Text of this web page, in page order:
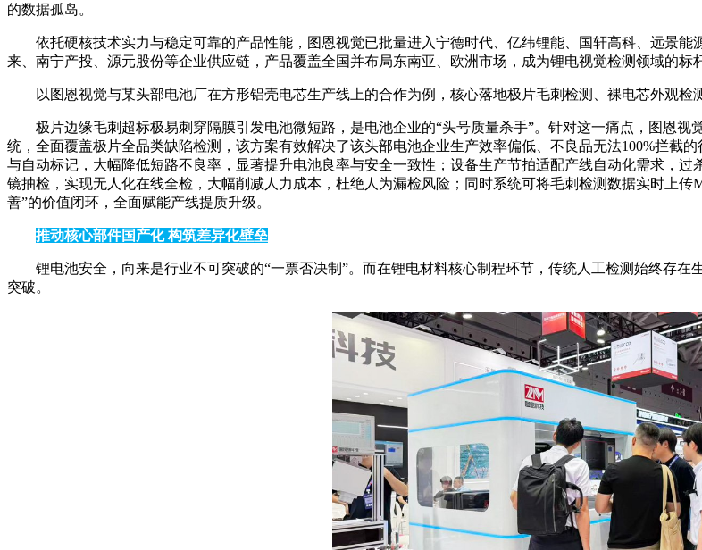
的数据孤岛。
依托硬核技术实力与稳定可靠的产品性能，图恩视觉已批量进入宁德时代、亿纬锂能、国轩高科、远景
来、南宁产投、源元股份等企业供应链，产品覆盖全国并布局东南亚、欧洲市场，成为锂电视觉检测领域的标
以图恩视觉与某头部电池厂在方形铝壳电芯生产线上的合作为例，核心落地极片毛刺检测、裸电芯外观检
极片边缘毛刺超标极易刺穿隔膜引发电池微短路，是电池企业的“头号质量杀手”。针对这一痛点，图恩
统，全面覆盖极片全品类缺陷检测，该方案有效解决了该头部电池企业生产效率偏低、不良品无法100%拦截
与自动标记，大幅降低短路不良率，显著提升电池良率与安全一致性；设备生产节拍适配产线自动化需求，
镜抽检，实现无人化在线全检，大幅削减人力成本，杜绝人为漏检风险；同时系统可将毛刺检测数据实时上
善”的价值闭环，全面赋能产线提质升级。
推动核心部件国产化 构筑差异化壁垒
锂电池安全，向来是行业不可突破的“一票否决制”。而在锂电材料核心制程环节，传统人工检测始终存
突破。